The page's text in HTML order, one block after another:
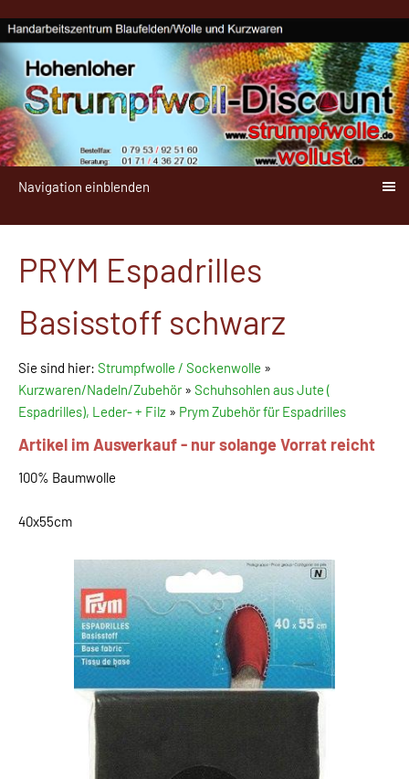
Navigation einblenden
PRYM Espadrilles
Basisstoff schwarz
Sie sind hier: Strumpfwolle / Sockenwolle »
Kurzwaren/Nadeln/Zubehör» Schuhsohlen aus Jute (
Espadrilles), Leder- + Filz » Prym Zubehör für Espadrilles
Artikel im Ausverkauf - nur solange Vorrat reicht
100% Baumwolle
40x55cm